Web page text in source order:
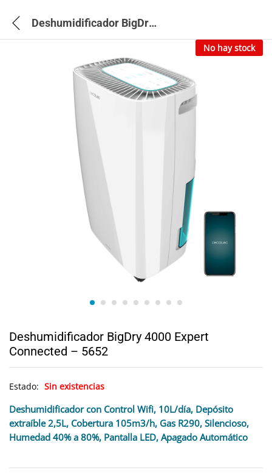
Deshumidificador BigDry 4000 Expert Connected – 5652
No hay stock
Deshumidificador BigDry 4000 Expert
Connected – 5652
Estado: Sin existencias
Deshumidificador con Control Wifi, 10L/día, Depósito
extraíble 2,5L, Cobertura 105m3/h, Gas R290, Silencioso,
Humedad 40% a 80%, Pantalla LED, Apagado Automático